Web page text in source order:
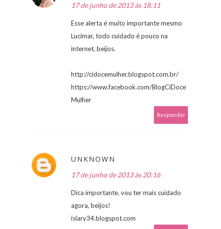
17 de junho de 2013 às 18:11
Esse alerta é muito importante mesmo
Lucimar, todo cuidado é pouco na
internet, beijos.
http://cidocemulher.blogspot.com.br/
https://www.facebook.com/BlogCiDoce
Mulher
Responder
UNKNOWN
17 de junho de 2013 às 20:16
Dica importante, vou ter mais cuidado
agora, beijos!
islary34.blogspot.com